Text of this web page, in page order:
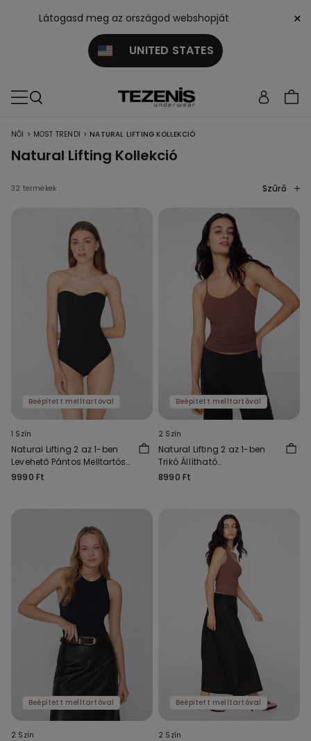
Látogasd meg az országod webshopját
UNITED STATES
×
NŐI > MOST TRENDI > NATURAL LIFTING KOLLEKCIÓ
Natural Lifting Kollekció
32 termékek Szűrő
Beépített melltartóval
1 Szín
Natural Lifting 2 az 1-ben
Levehető Pántos Melltartós
Body
9990 Ft
Beépített melltartóval
2 Szín
Natural Lifting 2 az 1-ben
Trikó Állítható
Vállpántokkal
8990 Ft
Beépített melltartóval
2 Szín
Beépített melltartóval
2 Szín